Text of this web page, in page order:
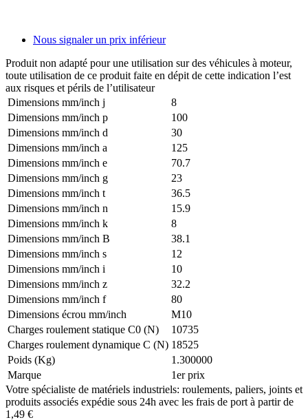
Nous signaler un prix inférieur
Produit non adapté pour une utilisation sur des véhicules à moteur,
toute utilisation de ce produit faite en dépit de cette indication l’est
aux risques et périls de l’utilisateur
Dimensions mm/inch j
8
Dimensions mm/inch p
100
Dimensions mm/inch d
30
Dimensions mm/inch a
125
Dimensions mm/inch e
70.7
Dimensions mm/inch g
23
Dimensions mm/inch t
36.5
Dimensions mm/inch n
15.9
Dimensions mm/inch k
8
Dimensions mm/inch B
38.1
Dimensions mm/inch s
12
Dimensions mm/inch i
10
Dimensions mm/inch z
32.2
Dimensions mm/inch f
80
Dimensions écrou mm/inch
M10
Charges roulement statique C0 (N)
10735
Charges roulement dynamique C (N) 18525
Poids (Kg)
1.300000
Marque
1er prix
Votre spécialiste de matériels industriels: roulements, paliers, joints et
produits associés expédie sous 24h avec les frais de port à partir de
1,49 €